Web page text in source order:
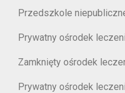
Przedszkole
Prywatny ośrodek
Zamknięty ośrodek
Prywatny ośrodek